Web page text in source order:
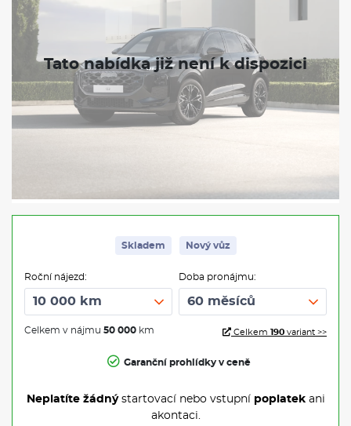
Skladem Nový vůz
Roční nájezd:
Celkem v nájmu 50 000 km
Doba pronájmu:
Celkem 190 variant >>
Garanční prohlídky v ceně
Neplatíte žádnýstartovací nebo vstupní poplatekani
akontaci.